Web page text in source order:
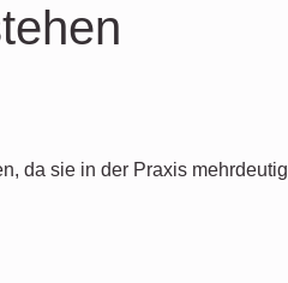
da sie in der Praxis mehrdeutig